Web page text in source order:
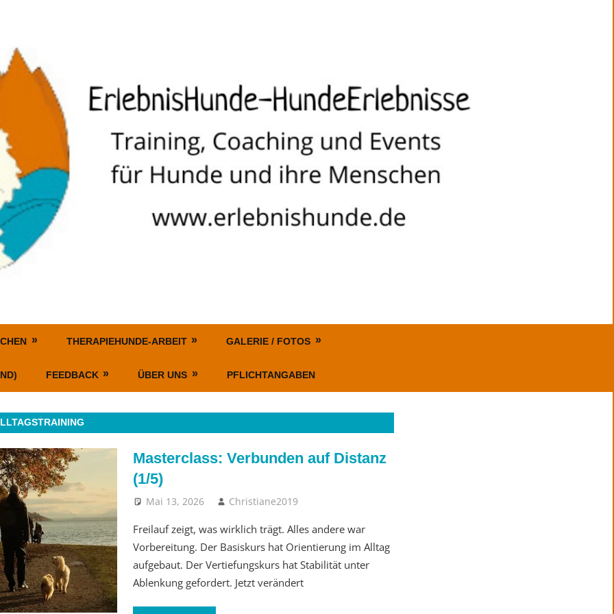
THERAPIEHUNDE-ARBEIT GALERIE / FOTOS
FEEDBACK ÜBER UNS PFLICHTANGABEN
Masterclass: Verbunden auf Distanz
(1/5)
Mai 13, 2026 Christiane2019
Freilauf zeigt, was wirklich trägt. Alles andere war
Vorbereitung. Der Basiskurs hat Orientierung im Alltag
aufgebaut. Der Vertiefungskurs hat Stabilität unter
Ablenkung gefordert. Jetzt verändert